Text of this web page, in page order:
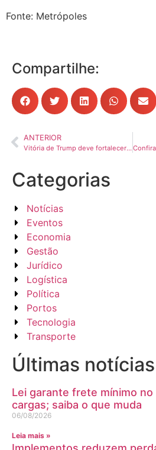
Fonte: Metrópoles
Compartilhe:
ANTERIOR
Vitória de Trump deve fortalecer relações entre Brasil e China no agronegócio
Categorias
Notícias
Eventos
Economia
Gestão
Jurídico
Logística
Política
Portos
Tecnologia
Transporte
Últimas notícias
Lei garante frete mínimo
cargas; saiba o que muda
06/08/2026
Leia mais »